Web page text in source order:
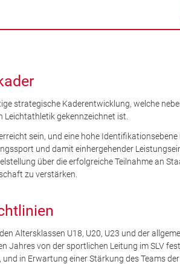
strategische Kaderentwicklung, welche
Leichtathletik gekennzeichnet ist.
sein, und eine hohe
und damit einhergehender
über die erfolgreiche Teilnahme an
zu verstärken.
Altersklassen U18, U20, U23 und der
Jahres von der sportlichen Leitung im SLV
in Erwartung einer Stärkung des Teams